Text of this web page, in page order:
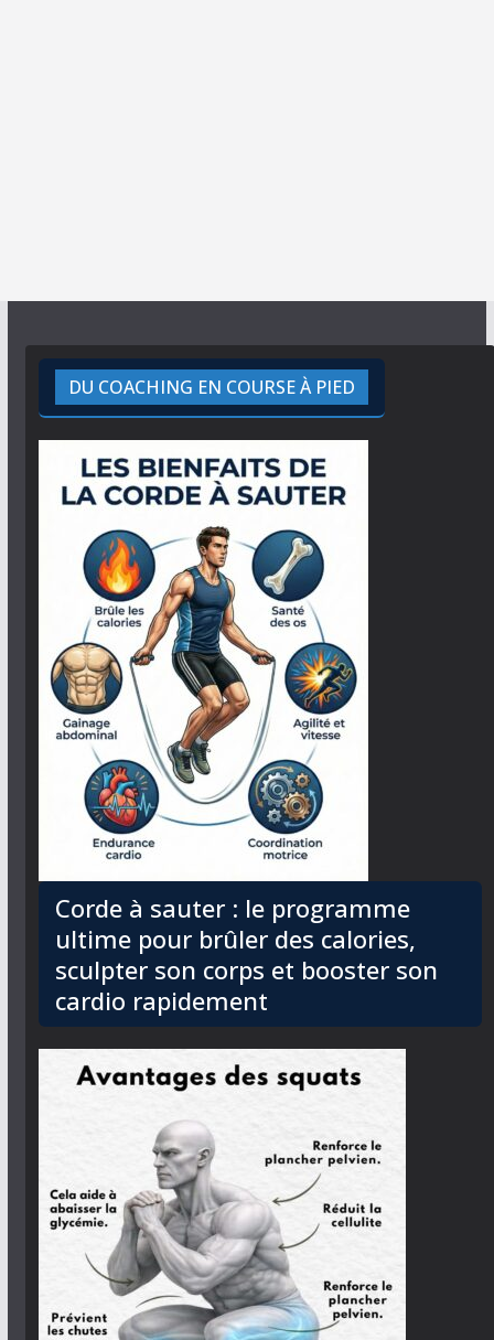
DU COACHING EN COURSE À PIED
Corde à sauter : le programme
ultime pour brûler des calories,
sculpter son corps et booster son
cardio rapidement